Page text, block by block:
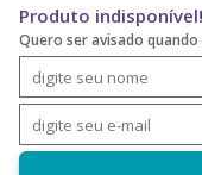
Produto indisponível!
Quero ser avisado